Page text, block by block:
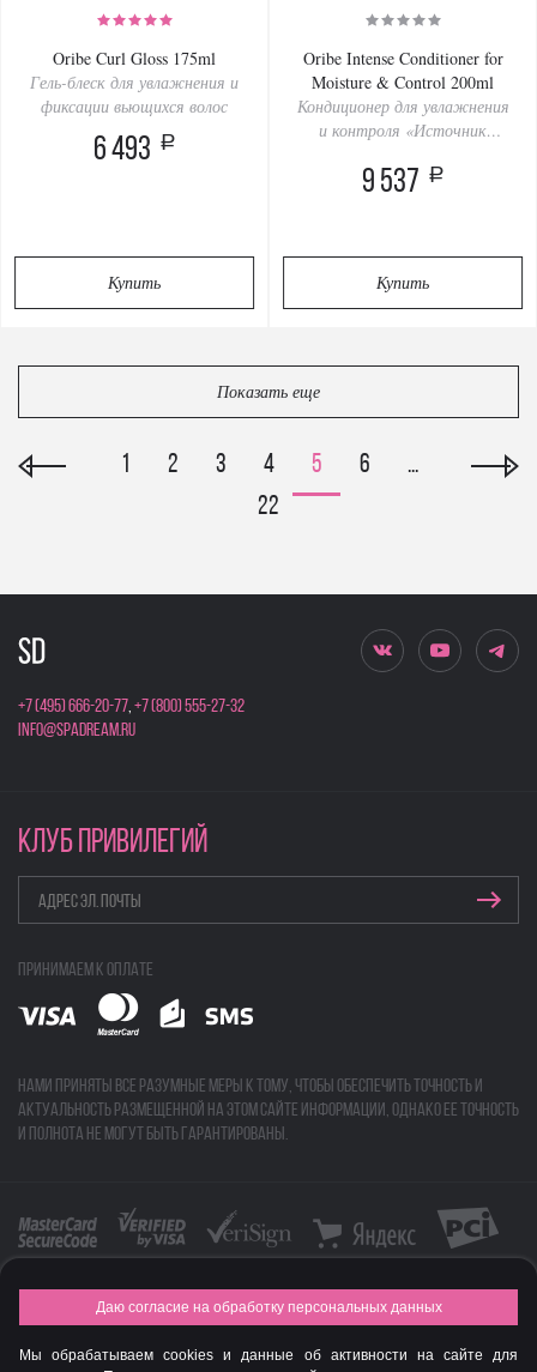
Oribe Curl Gloss 175ml
Гель-блеск для увлажнения и
фиксации вьющихся волос
6 493 a
Купить
Oribe Intense Conditioner for
Moisture & Control 200ml
Кондиционер для увлажнения
и контроля «Источник
9 537 a
Купить
Показать еще
1 2 3 4 5 6
...
22
+7 (495) 666-20-77,+7 (800) 555-27-32
info@spadream.ru
КЛУБ ПРИВИЛЕГИЙ
Принимаем к оплате
Нами приняты все разумные меры к тому, чтобы обеспечить точность и
актуальность размещенной на этом сайте информации, однако ее точность
и полнота не могут быть гарантированы.
FASHION NEW YEAR AWARDS 2015
Даю согласие на обработку персональных данных
Мы обрабатываем cookies и данные об активности на сайте для